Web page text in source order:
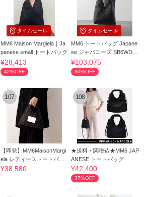
タイムセール
MM6 Maison Margiela｜Ja
panese small トートバッグ
¥28,413
42%OFF
タイムセール
MM6 トートバッグ Japane
se ジャパニーズ SB6WD00
43 P9068
¥103,075
30%OFF
107
【即発】MM6MaisonMargi
ela レディーストートバッ
グ【国内発】
¥38,580
108
★送料・関税込★MM6 JAP
ANESE トートバッグ
¥42,400
37%OFF